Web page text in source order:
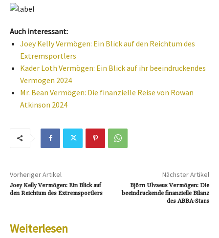
Auch interessant:
Joey Kelly Vermögen: Ein Blick auf den Reichtum des
Extremsportlers
Kader Loth Vermögen: Ein Blick auf ihr beeindruckendes
Vermögen 2024
Mr. Bean Vermögen: Die finanzielle Reise von Rowan
Atkinson 2024
Vorheriger Artikel
Joey Kelly Vermögen: Ein Blick auf
den Reichtum des Extremsportlers
Nächster Artikel
Björn Ulvaeus Vermögen: Die
beeindruckende finanzielle Bilanz
des ABBA-Stars
Weiterlesen